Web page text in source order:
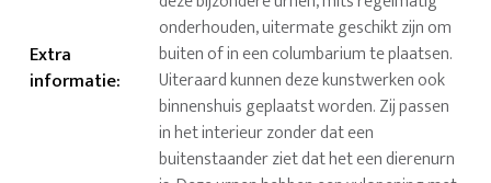
Extra
informatie:
onderhouden, uitermate geschikt zijn om
buiten of in een columbarium te plaatsen.
Uiteraard kunnen deze kunstwerken ook
binnenshuis geplaatst worden. Zij passen
in het interieur zonder dat een
buitenstaander ziet dat het een dierenurn